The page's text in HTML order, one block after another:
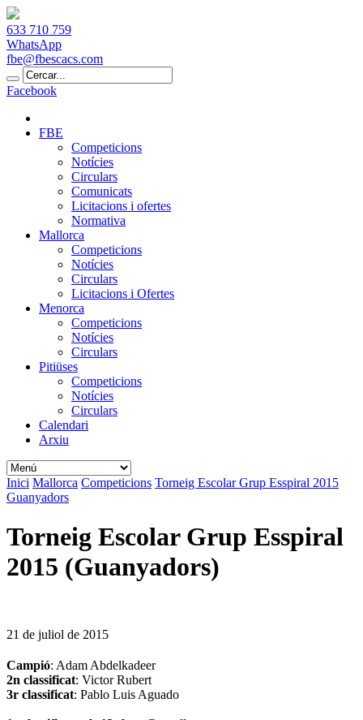
633 710 759
WhatsApp
fbe@fbescacs.com
Facebook
FBE
Competicions
Notícies
Circulars
Comunicats
Licitacions i ofertes
Normativa
Mallorca
Competicions
Notícies
Circulars
Licitacions i Ofertes
Menorca
Competicions
Notícies
Circulars
Pitiüses
Competicions
Notícies
Circulars
Calendari
Arxiu
Inici Mallorca Competicions Torneig Escolar Grup Esspiral 2015
Guanyadors
Torneig Escolar Grup Esspiral
2015 (Guanyadors)
21 de juliol de 2015
Campió: Adam Abdelkadeer
2n classificat: Victor Rubert
3r classificat: Pablo Luis Aguado